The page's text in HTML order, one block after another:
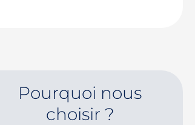
Pourquoi nous
choisir ?